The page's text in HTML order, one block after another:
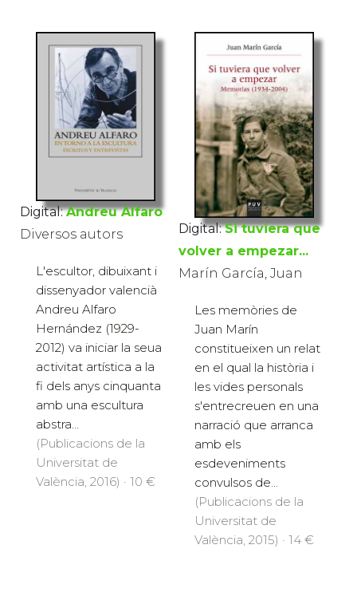
Digital: Andreu Alfaro
Diversos autors
L'escultor, dibuixant i
dissenyador valencià
Andreu Alfaro
Hernández (1929-
2012) va iniciar la seua
activitat artística a la
fi dels anys cinquanta
amb una escultura
abstra...
(Publicacions de la
Universitat de
València, 2016) · 10 €
Digital: Si tuviera que
volver a empezar...
Marín García, Juan
Les memòries de
Juan Marín
constitueixen un relat
en el qual la història i
les vides personals
s'entrecreuen en una
narració que arranca
amb els
esdeveniments
convulsos de...
(Publicacions de la
Universitat de
València, 2015) · 14 €